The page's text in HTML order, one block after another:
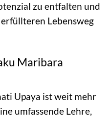
zu entfalten und
Lebensweg
Maribara
Upaya ist weit mehr
umfassende Lehre,